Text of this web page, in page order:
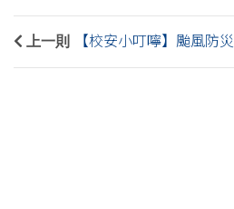
上一則 【校安小叮嚀】颱風防災